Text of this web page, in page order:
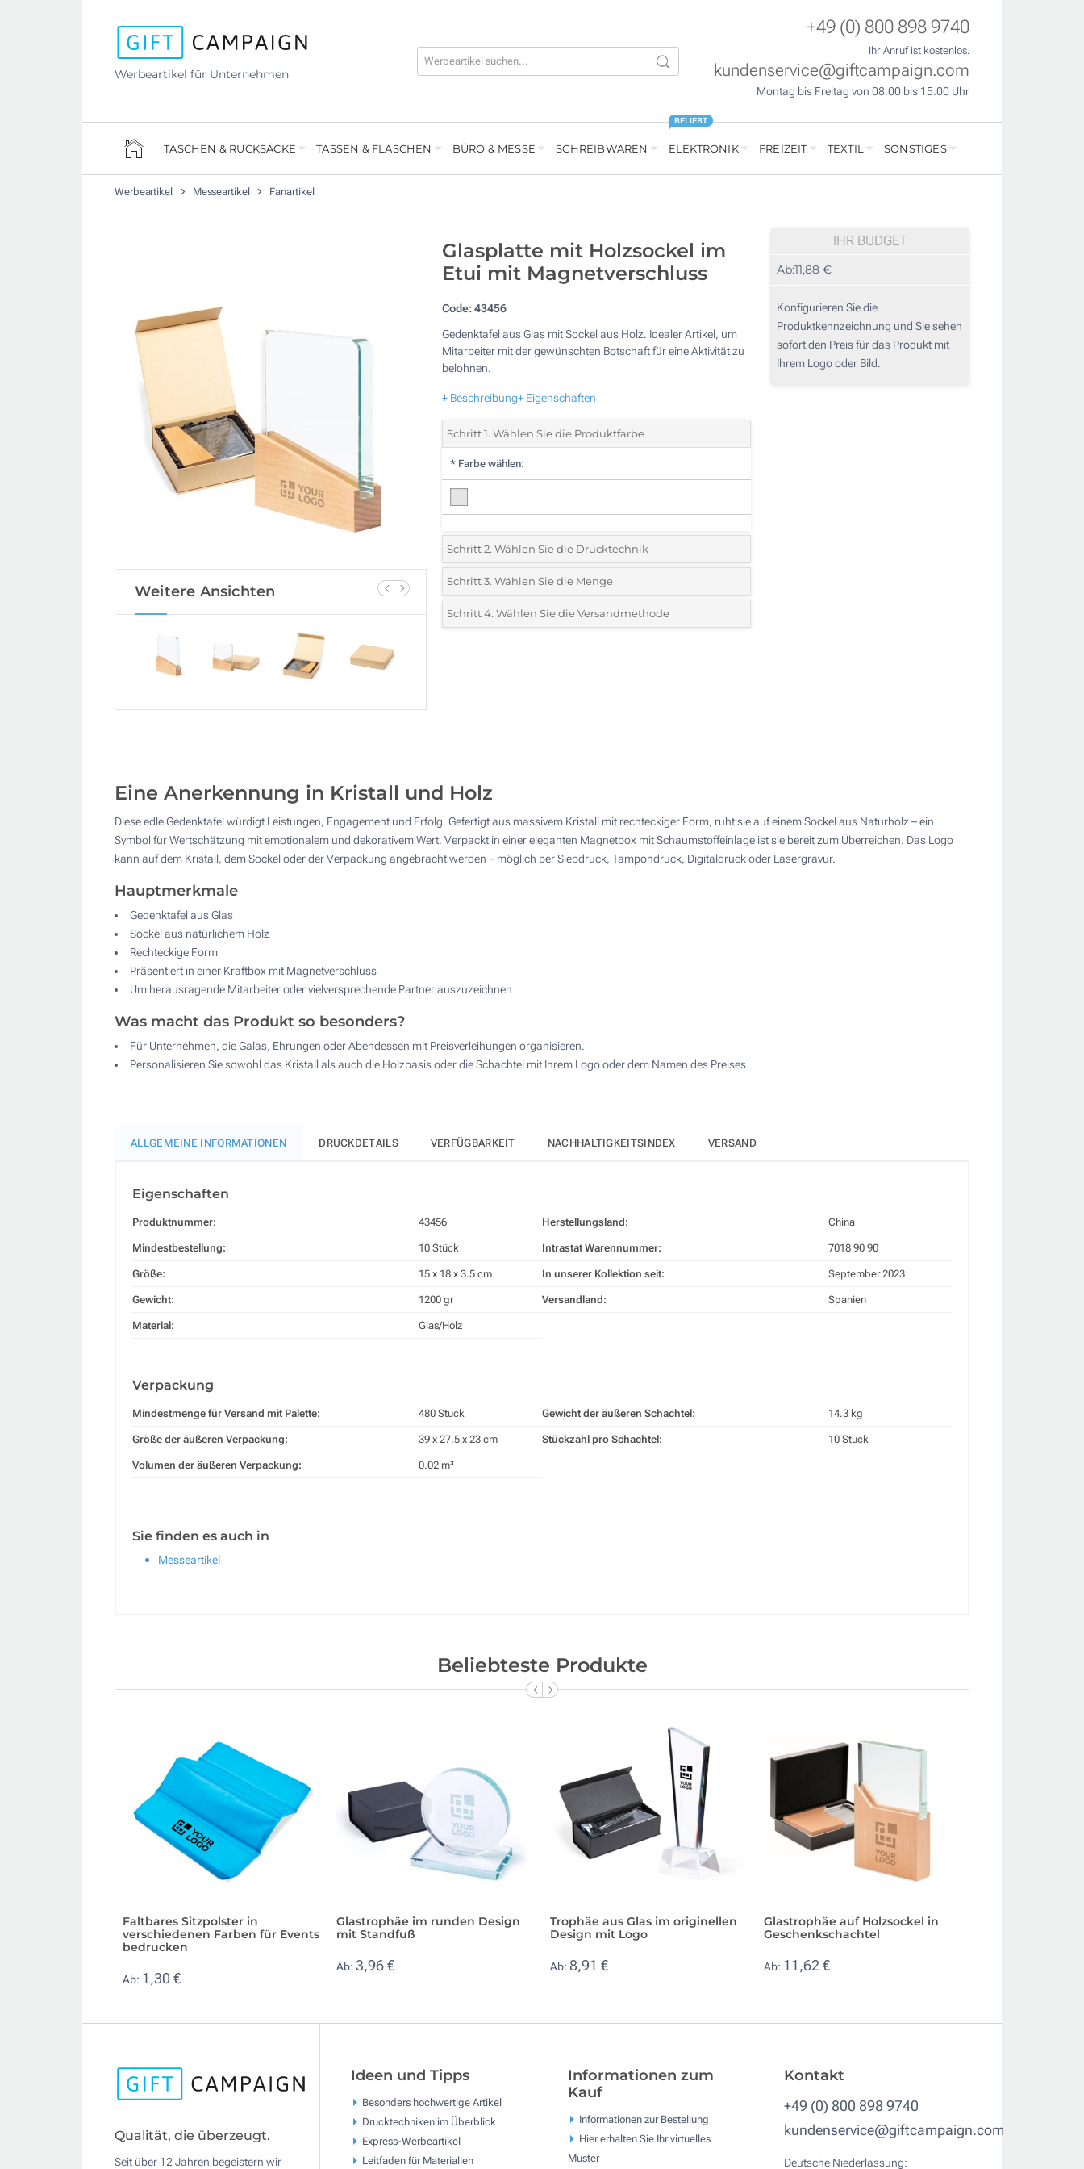
Werbeartikel für Unternehmen
+49 (0) 800 898 9740
Ihr Anruf ist kostenlos.
kundenservice@giftcampaign.com
Montag bis Freitag von 08:00 bis 15:00 Uhr
TASCHEN & RUCKSÄCKE TASSEN & FLASCHEN BÜRO & MESSE SCHREIBWAREN ELEKTRONIK
BELIEBT
FREIZEIT TEXTIL SONSTIGES
Werbeartikel Messeartikel Fanartikel
Weitere Ansichten
Glasplatte mit Holzsockel im
Etui mit Magnetverschluss
Code:43456
Gedenktafel aus Glas mit Sockel aus Holz. Idealer Artikel, um
Mitarbeiter mit der gewünschten Botschaft für eine Aktivität zu
belohnen.
+ Beschreibung+ Eigenschaften
Schritt 1. Wählen Sie die Produktfarbe
* Farbe wählen:
Schritt 2. Wählen Sie die Drucktechnik
*Wählen Sie die Druck- und Farbtechniken für Ihr Logo:
1 Farbig (Auf der Box)
Ohne Werbedruck
Schritt 3. Wählen Sie die Menge
*Bitte wählen Sie Ihre gewünschte Menge
Andere Menge :
Aktualisieren
Schritt 4. Wählen Sie die Versandmethode
IHR BUDGET
Ab:11,88 €
Konfigurieren Sie die
Produktkennzeichnung und Sie sehen
sofort den Preis für das Produkt mit
Ihrem Logo oder Bild.
Eine Anerkennung in Kristall und Holz
Diese edle Gedenktafel würdigt Leistungen, Engagement und Erfolg. Gefertigt aus massivem Kristall mit rechteckiger Form, ruht sie auf einem Sockel aus Naturholz – ein
Symbol für Wertschätzung mit emotionalem und dekorativem Wert. Verpackt in einer eleganten Magnetbox mit Schaumstoffeinlage ist sie bereit zum Überreichen. Das Logo
kann auf dem Kristall, dem Sockel oder der Verpackung angebracht werden – möglich per Siebdruck, Tampondruck, Digitaldruck oder Lasergravur.
Hauptmerkmale
Gedenktafel aus Glas
Sockel aus natürlichem Holz
Rechteckige Form
Präsentiert in einer Kraftbox mit Magnetverschluss
Um herausragende Mitarbeiter oder vielversprechende Partner auszuzeichnen
Was macht das Produkt so besonders?
Für Unternehmen, die Galas, Ehrungen oder Abendessen mit Preisverleihungen organisieren.
Personalisieren Sie sowohl das Kristall als auch die Holzbasis oder die Schachtel mit Ihrem Logo oder dem Namen des Preises.
ALLGEMEINE INFORMATIONEN DRUCKDETAILS VERFÜGBARKEIT NACHHALTIGKEITSINDEX VERSAND
Eigenschaften
Produktnummer: 43456
Mindestbestellung: 10 Stück
Größe: 15 x 18 x 3.5 cm
Gewicht: 1200 gr
Material: Glas/Holz
Herstellungsland: China
Intrastat Warennummer: 7018 90 90
In unserer Kollektion seit: September 2023
Versandland: Spanien
Verpackung
Mindestmenge für Versand mit Palette: 480 Stück
Größe der äußeren Verpackung: 39 x 27.5 x 23 cm
Volumen der äußeren Verpackung: 0.02 m³
Gewicht der äußeren Schachtel: 14.3 kg
Stückzahl pro Schachtel: 10 Stück
Sie finden es auch in
Messeartikel
Beliebteste Produkte
Faltbares Sitzpolster in
verschiedenen Farben für Events
bedrucken
Ab: 1,30 €
Glastrophäe im runden Design
mit Standfuß
Ab: 3,96 €
Trophäe aus Glas im originellen
Design mit Logo
Ab: 8,91 €
Glastrophäe auf Holzsockel in
Geschenkschachtel
Ab: 11,62 €
Qualität, die überzeugt.
Seit über 12 Jahren begeistern wir
Ideen und Tipps
Besonders hochwertige Artikel
Drucktechniken im Überblick
Express-Werbeartikel
Leitfaden für Materialien
Informationen zum
Kauf
Informationen zur Bestellung
Hier erhalten Sie Ihr virtuelles
Muster
Kontakt
+49 (0) 800 898 9740
kundenservice@giftcampaign.com
Deutsche Niederlassung: